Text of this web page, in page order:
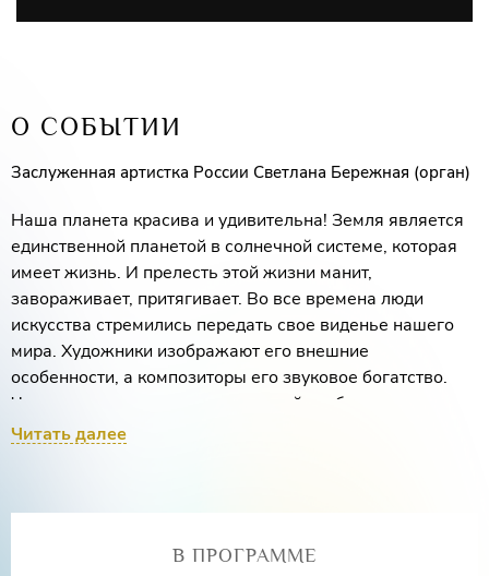
О СОБЫТИИ
Заслуженная артистка России Светлана Бережная (орган)
Наша планета красива и удивительна! Земля является
единственной планетой в солнечной системе, которая
имеет жизнь. И прелесть этой жизни манит,
завораживает, притягивает. Во все времена люди
искусства стремились передать свое виденье нашего
мира. Художники изображают его внешние
особенности, а композиторы его звуковое богатство.
Человек, с помощью произведений изобразительного и
музыкального искусства, может постичь эту
первый взгляд кажется привычным и будничным. А
дуэт? Приглашаем Вас насладиться ансамблем музыки
Читать далее
В ПРОГРАММЕ